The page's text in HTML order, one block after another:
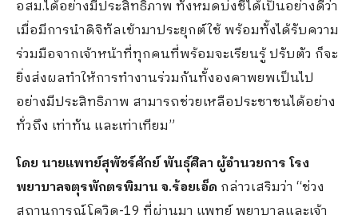
อสม.ได้อย่างมีประสิทธิภาพ ทั้งหมดบ่งชี้ได้เป็นอย่างดีว่า
เมื่อมีการนำดิจิทัลเข้ามาประยุกต์ใช้ พร้อมทั้งได้รับความ
ร่วมมือจากเจ้าหน้าที่ทุกคนที่พร้อมจะเรียนรู้ ปรับตัว ก็จะ
ยิ่งส่งผลทำให้การทำงานร่วมกันทั้งองคาพยพเป็นไป
อย่างมีประสิทธิภาพ สามารถช่วยเหลือประชาชนได้อย่าง
ทั่วถึง เท่าทัน และเท่าเทียม”
โดย นายแพทย์สุพัชร์ศักย์ พันธุ์ศิลา ผู้อำนวยการ โรง
พยาบาลจตุรพักตรพิมาน จ.ร้อยเอ็ด กล่าวเสริมว่า “ช่วง
สถานการณ์โควิด-19 ที่ผ่านมา แพทย์ พยาบาลและเจ้า